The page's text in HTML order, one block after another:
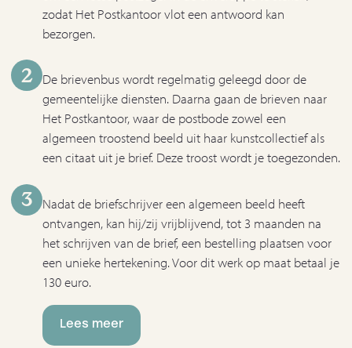
zodat Het Postkantoor vlot een antwoord kan
bezorgen.
2
De brievenbus wordt regelmatig geleegd door de
gemeentelijke diensten. Daarna gaan de brieven naar
Het Postkantoor, waar de postbode zowel een
algemeen troostend beeld uit haar kunstcollectief als
een citaat uit je brief. Deze troost wordt je toegezonden.
3
Nadat de briefschrijver een algemeen beeld heeft
ontvangen, kan hij/zij vrijblijvend, tot 3 maanden na
het schrijven van de brief, een bestelling plaatsen voor
een unieke hertekening. Voor dit werk op maat betaal je
130 euro.
Lees meer